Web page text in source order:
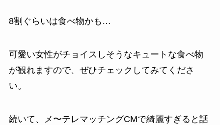
8割ぐらいは食べ物かも…
可愛い女性がチョイスしそうなキュートな食べ物
が観れますので、ぜひチェックしてみてくださ
い。
続いて、メ〜テレマッチングCMで綺麗すぎると話